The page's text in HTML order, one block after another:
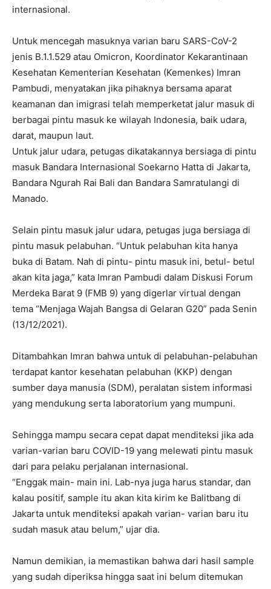
internasional.
Untuk mencegah masuknya varian baru SARS-CoV-2
jenis B.1.1.529 atau Omicron, Koordinator Kekarantinaan
Kesehatan Kementerian Kesehatan (Kemenkes) Imran
Pambudi, menyatakan jika pihaknya bersama aparat
keamanan dan imigrasi telah memperketat jalur masuk di
berbagai pintu masuk ke wilayah Indonesia, baik udara,
darat, maupun laut.
Untuk jalur udara, petugas dikatakannya bersiaga di pintu
masuk Bandara Internasional Soekarno Hatta di Jakarta,
Bandara Ngurah Rai Bali dan Bandara Samratulangi di
Manado.
Selain pintu masuk jalur udara, petugas juga bersiaga di
pintu masuk pelabuhan. “Untuk pelabuhan kita hanya
buka di Batam. Nah di pintu- pintu masuk ini, betul- betul
akan kita jaga,” kata Imran Pambudi dalam Diskusi Forum
Merdeka Barat 9 (FMB 9) yang digerlar virtual dengan
tema “Menjaga Wajah Bangsa di Gelaran G20” pada Senin
(13/12/2021).
Ditambahkan Imran bahwa untuk di pelabuhan-pelabuhan
terdapat kantor kesehatan pelabuhan (KKP) dengan
sumber daya manusia (SDM), peralatan sistem informasi
yang mendukung serta laboratorium yang mumpuni.
Sehingga mampu secara cepat dapat menditeksi jika ada
varian-varian baru COVID-19 yang melewati pintu masuk
dari para pelaku perjalanan internasional.
“Enggak main- main ini. Lab-nya juga harus standar, dan
kalau positif, sample itu akan kita kirim ke Balitbang di
Jakarta untuk menditeksi apakah varian- varian baru itu
sudah masuk atau belum,” ujar dia.
Namun demikian, ia memastikan bahwa dari hasil sample
yang sudah diperiksa hingga saat ini belum ditemukan